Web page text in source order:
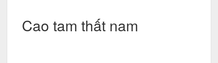
Cao tam thất nam